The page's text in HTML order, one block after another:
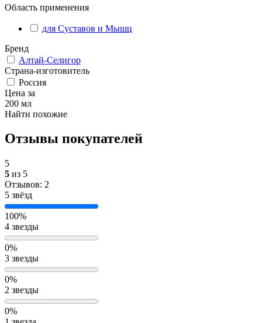
Область применения
для Суставов и Мышц
Бренд
Алтай-Селигор
Страна-изготовитель
Россия
Цена за
200 мл
Найти похожие
Отзывы покупателей
5
5 из 5
Отзывов: 2
5 звёзд
100%
4 звезды
0%
3 звезды
0%
2 звезды
0%